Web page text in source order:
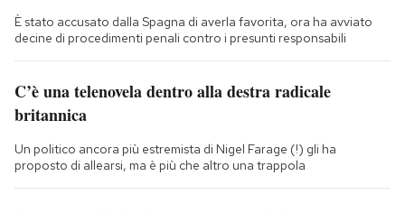
È stato accusato dalla Spagna di averla favorita, ora ha avviato
decine di procedimenti penali contro i presunti responsabili
C’è una telenovela dentro alla destra radicale
britannica
Un politico ancora più estremista di Nigel Farage (!) gli ha
proposto di allearsi, ma è più che altro una trappola